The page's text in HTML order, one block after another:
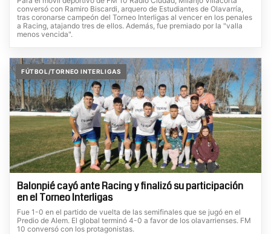
conversó con Ramiro Biscardi, arquero de Estudiantes de Olavarría,
tras coronarse campeón del Torneo Interligas al vencer en los penales
a Racing, atajando tres de ellos. Además, fue premiado por la "valla
menos vencida".
FÚTBOL/TORNEO INTERLIGAS
Balonpié cayó ante Racing y finalizó su participación
en el Torneo Interligas
Fue 1-0 en el partido de vuelta de las semifinales que se jugó en el
Predio de Alem. El global terminó 4-0 a favor de los olavarrienses. FM
10 conversó con los protagonistas.